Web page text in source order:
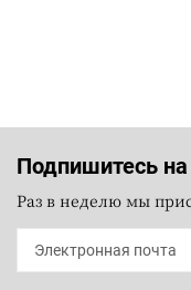
Подпишитесь
Раз в неделю мы